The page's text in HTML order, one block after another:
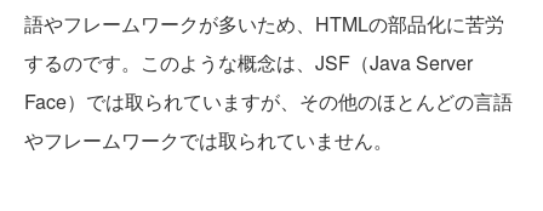
語やフレームワークが多いため、HTMLの部品化に苦労
するのです。このような概念は、JSF（Java Server
Face）では取られていますが、その他のほとんどの言語
やフレームワークでは取られていません。